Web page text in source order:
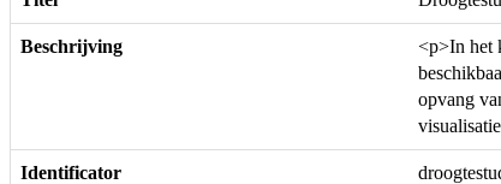
Beschrijving
<p>In het
opvang
Identificator